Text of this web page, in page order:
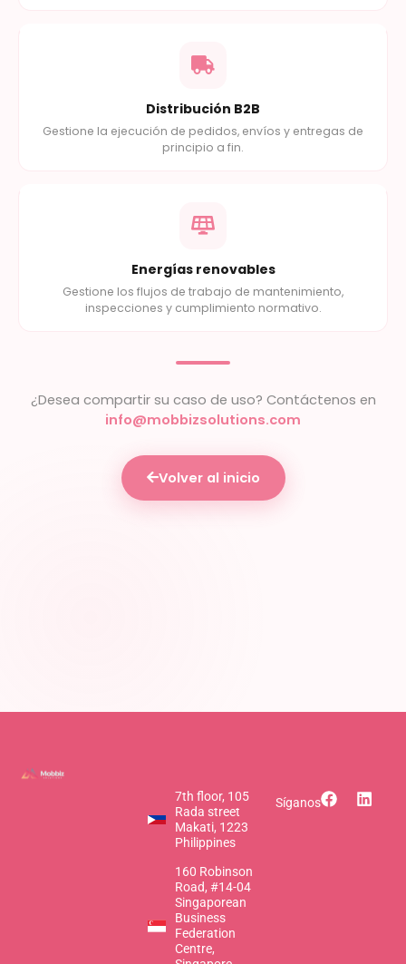
Distribución B2B
Gestione la ejecución de pedidos, envíos y entregas de
principio a fin.
Energías renovables
Gestione los flujos de trabajo de mantenimiento,
inspecciones y cumplimiento normativo.
¿Desea compartir su caso de uso? Contáctenos en
info@mobbizsolutions.com
Volver al inicio
7th floor, 105
Rada street
Makati, 1223
Philippines
160 Robinson
Road, #14-04
Singaporean
Business
Federation
Centre,
Síganos